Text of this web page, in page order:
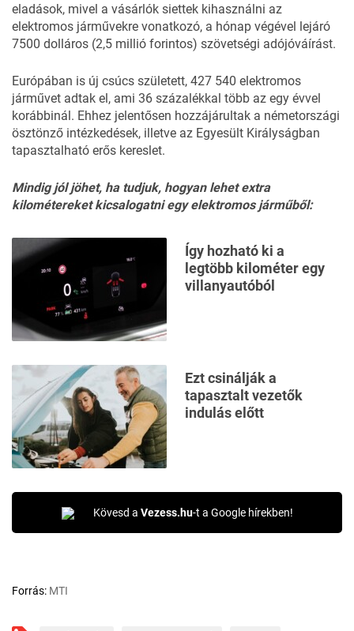
eladások, mivel a vásárlók siettek kihasználni az
elektromos járművekre vonatkozó, a hónap végével lejáró
7500 dolláros (2,5 millió forintos) szövetségi adójóváírást.
Európában is új csúcs született, 427 540 elektromos
járművet adtak el, ami 36 százalékkal több az egy évvel
korábbinál. Ehhez jelentősen hozzájárultak a németországi
ösztönző intézkedések, illetve az Egyesült Királyságban
tapasztalható erős kereslet.
Mindig jól jöhet, ha tudjuk, hogyan lehet extra
kilométereket kicsalogatni egy elektromos járműből:
Így hozható ki a
legtöbb kilométer egy
villanyautóból
Ezt csinálják a
tapasztalt vezetők
indulás előtt
Kövesd a Vezess.hu-t a Google hírekben!
Forrás: MTI